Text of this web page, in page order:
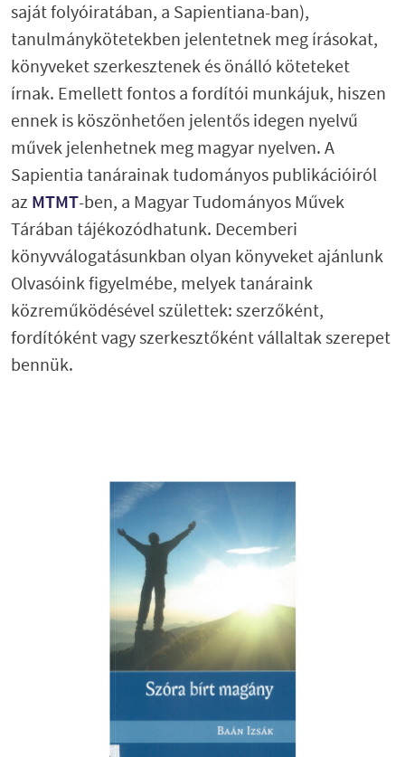
saját folyóiratában, a Sapientiana-ban),
tanulmánykötetekben jelentetnek meg írásokat,
könyveket szerkesztenek és önálló köteteket
írnak. Emellett fontos a fordítói munkájuk, hiszen
ennek is köszönhetően jelentős idegen nyelvű
művek jelenhetnek meg magyar nyelven. A
Sapientia tanárainak tudományos publikációiról
az MTMT-ben, a Magyar Tudományos Művek
Tárában tájékozódhatunk. Decemberi
könyvválogatásunkban olyan könyveket ajánlunk
Olvasóink figyelmébe, melyek tanáraink
közreműködésével születtek: szerzőként,
fordítóként vagy szerkesztőként vállaltak szerepet
bennük.